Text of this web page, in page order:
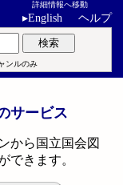
詳細情報へ移動
▸English ヘルプ
検索
ンルのみ
サービス
から国立国会図
できます。